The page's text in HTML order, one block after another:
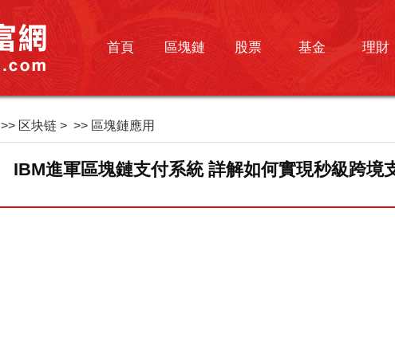
首頁 區塊鏈 股票 基金 理財
>> 区块链 > >> 區塊鏈應用
IBM進軍區塊鏈支付系統 詳解如何實現秒級跨境